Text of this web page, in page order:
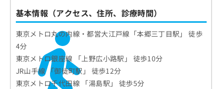
基本情報（アクセス、住所、診療時間）
東京メトロ丸の内線・都営大江戸線「本郷三丁目駅」 徒歩
4分
東京メトロ銀座線 「上野広小路駅」 徒歩10分
JR山手線 「御徒町駅」 徒歩12分
東京メトロ千代田線 「湯島駅」 徒歩5分